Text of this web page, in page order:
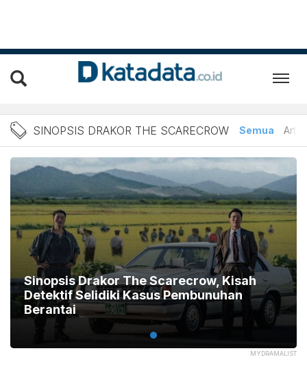
Berita Sinopsis Drakor
SINOPSIS DRAKOR THE SCARECROW Semua
MYDRAMALIST
Sinopsis Drakor The Scarecrow, Kisah
Detektif Selidiki Kasus Pembunuhan
Berantai